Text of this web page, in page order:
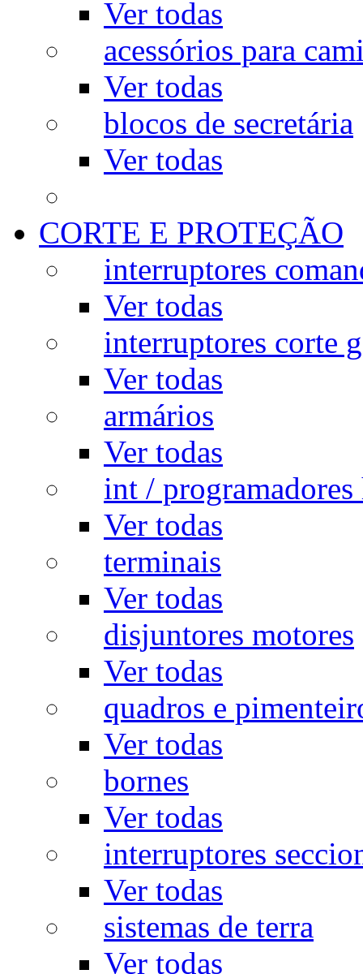
Ver todas
acessórios para
Ver todas
blocos de secretária
Ver todas
CORTE E PROTEÇÃO
interruptores
Ver todas
interruptores corte
Ver todas
armários
Ver todas
int / programadores
Ver todas
terminais
Ver todas
disjuntores motores
Ver todas
quadros e
Ver todas
bornes
Ver todas
interruptores
Ver todas
sistemas de terra
Ver todas